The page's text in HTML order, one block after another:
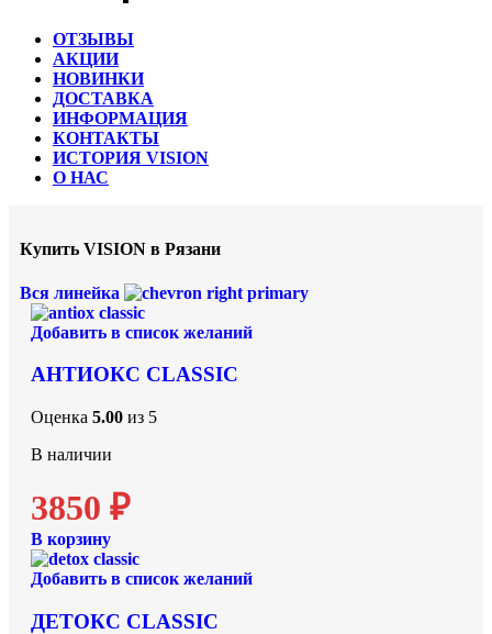
ОТЗЫВЫ
АКЦИИ
НОВИНКИ
ДОСТАВКА
ИНФОРМАЦИЯ
КОНТАКТЫ
ИСТОРИЯ VISION
О НАС
Купить VISION в Рязани
Вся линейка
Добавить в список желаний
АНТИОКС CLASSIC
Оценка 5.00 из 5
В наличии
3850 ₽
В корзину
Добавить в список желаний
ДЕТОКС CLASSIC